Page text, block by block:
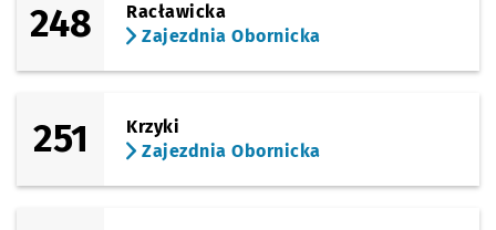
248
Racławicka
Zajezdnia Obornicka
251
Krzyki
Zajezdnia Obornicka